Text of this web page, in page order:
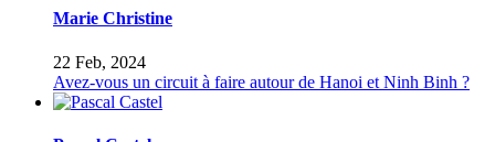
Marie Christine
22 Feb, 2024
Avez-vous un circuit à faire autour de Hanoi et Ninh Binh ?